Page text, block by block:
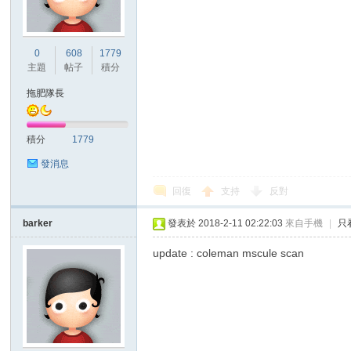
0
主題
608
帖子
1779
積分
拖肥隊長
積分 1779
發消息
回復 支持 反對
barker 發表於 2018-2-11 02:22:03 來自手機 只
update : coleman mscule scan